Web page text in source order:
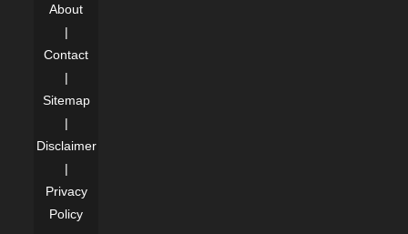
About
|
Contact
|
Sitemap
|
Disclaimer
|
Privacy
Policy